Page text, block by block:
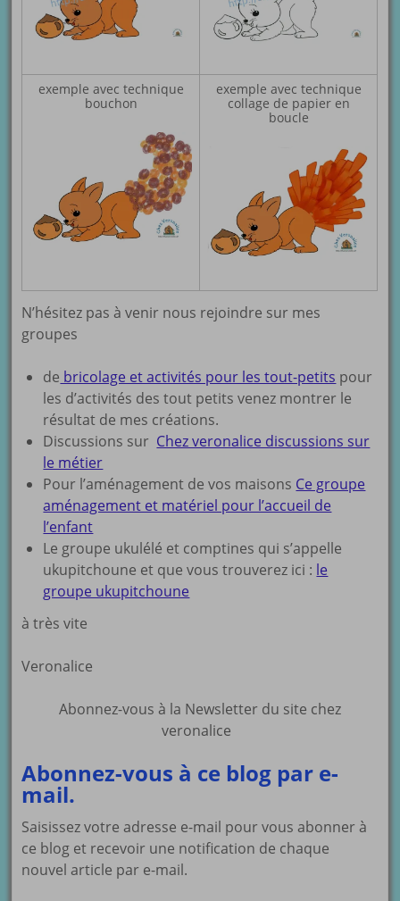
exemple avec technique
bouchon
exemple avec technique
collage de papier en
boucle
N’hésitez pas à venir nous rejoindre sur mes
groupes
de bricolage et activités pour les tout-petits pour
les d’activités des tout petits venez montrer le
résultat de mes créations.
Discussions sur Chez veronalice discussions sur
le métier
Pour l’aménagement de vos maisons Ce groupe
aménagement et matériel pour l’accueil de
l’enfant
Le groupe ukulélé et comptines qui s’appelle
ukupitchoune et que vous trouverez ici : le
groupe ukupitchoune
à très vite
Veronalice
Abonnez-vous à la Newsletter du site chez
veronalice
Abonnez-vous à ce blog par e-
mail.
Saisissez votre adresse e-mail pour vous abonner à
ce blog et recevoir une notification de chaque
nouvel article par e-mail.